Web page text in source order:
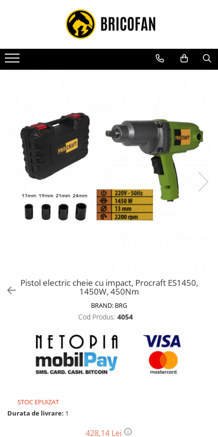
Toate Produsele
Vehicule electrice
Atv
Motocross
Piese de schimb vehicule electrice
Scutere electrice
Scutere pe benzina
Trotinete electrice
Motoburghie si accesorii
Drujbe pe benzina
Drujbe cu acumulator
Consumabile drujbe, fierastraie
Unelte electrice busteni
Mori cereale si batoze porumb
Batoze - mori desfacat porumb
Pistol electric cheie cu impact, Procraft ES1450,
1450W, 450Nm
BRAND: BRG
Cod Produs: 4054
STOC EPUIZAT
Durata de livrare: 1
428,14 Lei